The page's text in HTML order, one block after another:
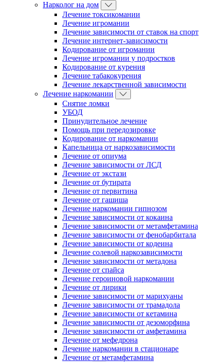
Нарколог на дом
Лечение токсикомании
Лечение игромании
Лечение зависимости от ставок на спорт
Лечение интернет-зависимости
Кодирование от игромании
Лечение игромании у подростков
Кодирование от курения
Лечение табакокурения
Лечение лекарственной зависимости
Лечение наркомании
Снятие ломки
УБОД
Принудительное лечение
Помощь при передозировке
Кодирование от наркомании
Капельница от наркозависимости
Лечение от опиума
Лечение зависимости от ЛСД
Лечение от экстази
Лечение от бутирата
Лечение от первитина
Лечение от гашиша
Лечение наркомании гипнозом
Лечение зависимости от кокаина
Лечение зависимости от метамфетамина
Лечение зависимости от фенобарбитала
Лечение зависимости от кодеина
Лечение солевой наркозависимости
Лечение зависимости от метадона
Лечение от спайса
Лечение героиновой наркомании
Лечение от лирики
Лечение зависимости от марихуаны
Лечение зависимости от трамадола
Лечение зависимости от кетамина
Лечение зависимости от дезоморфина
Лечение зависимости от амфетамина
Лечение от мефедрона
Лечение наркомании в стационаре
Лечение от метамфетамина